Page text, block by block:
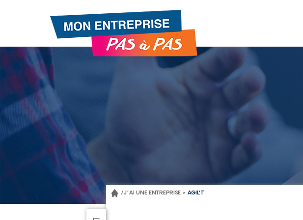
/J'AI UNE ENTREPRISE > AGIL’T